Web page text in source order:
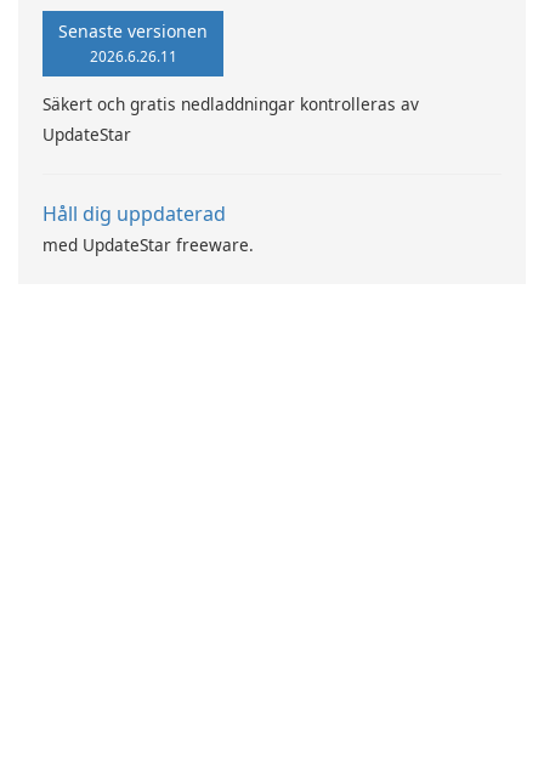
AliReza Lotfi, designed
primarily for music
composition and production.
favorite sounds and create
Senaste versionen
2026.6.26.11
Säkert och gratis nedladdningar kontrolleras av
UpdateStar
Håll dig uppdaterad
med UpdateStar freeware.